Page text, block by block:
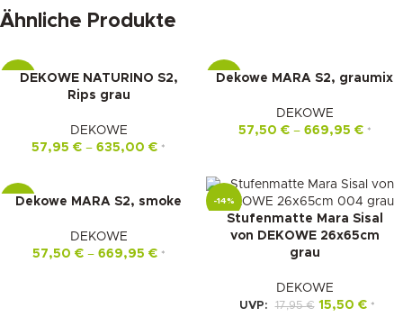
Ähnliche Produkte
-16%DEKOWE NATURINO S2,
Rips grau
DEKOWE
57,95 € – 635,00 € *
-15%
Dekowe MARA S2, graumix
DEKOWE
57,50 €– 669,95 € *
-15%
Dekowe MARA S2, smoke
DEKOWE
57,50 €– 669,95 € *
-14%
Stufenmatte Mara Sisal
von DEKOWE 26x65cm
grau
DEKOWE
UVP: 17,95€ 15,50 € *